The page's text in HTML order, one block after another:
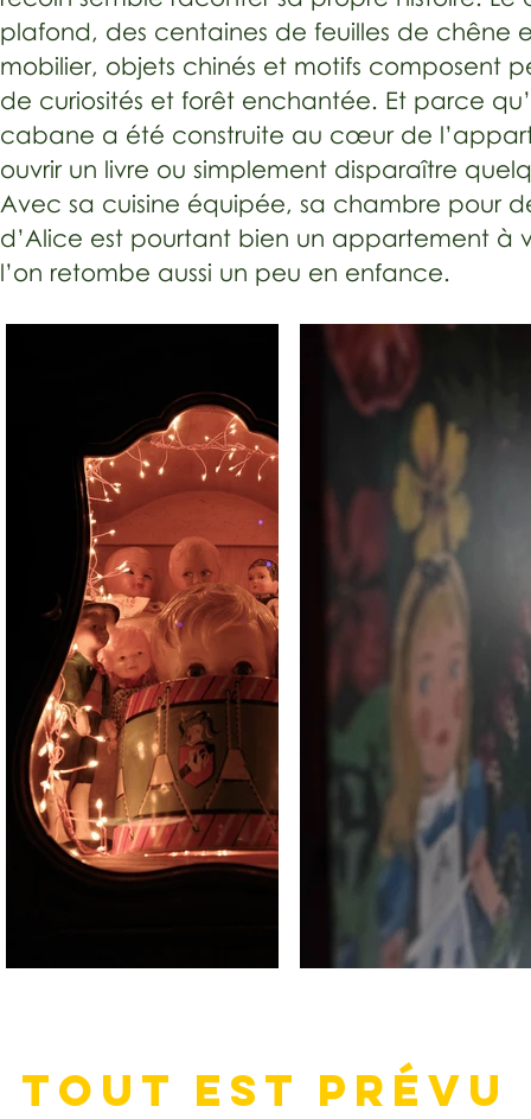
plafond, des centaines de feuilles de chêne
mobilier, objets chinés et motifs composent
de curiosités et forêt enchantée. Et parce
cabane a été construite au cœur de
ouvrir un livre ou simplement disparaître
Avec sa cuisine équipée, sa chambre pour
d’Alice est pourtant bien un appartement à
l’on retombe aussi un peu en enfance.
TOUT EST PRÉVU